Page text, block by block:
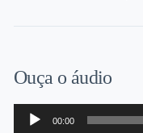
Ouça o áudio
Tocador
00:00